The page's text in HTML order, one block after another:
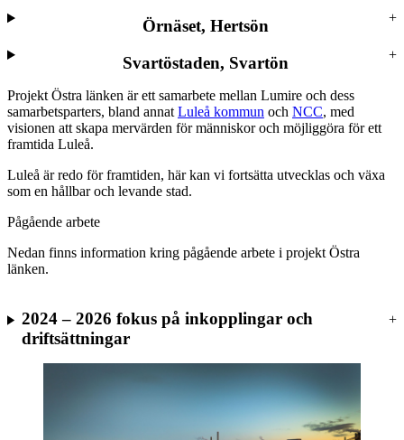
Örnäset, Hertsön
Svartöstaden, Svartön
Projekt Östra länken är ett samarbete mellan Lumire och dess
samarbetsparters, bland annat Luleå kommun och NCC, med
visionen att skapa mervärden för människor och möjliggöra för ett
framtida Luleå.
Luleå är redo för framtiden, här kan vi fortsätta utvecklas och växa
som en hållbar och levande stad.
Pågående arbete
Nedan finns information kring pågående arbete i projekt Östra
länken.
2024 – 2026 fokus på inkopplingar och
driftsättningar